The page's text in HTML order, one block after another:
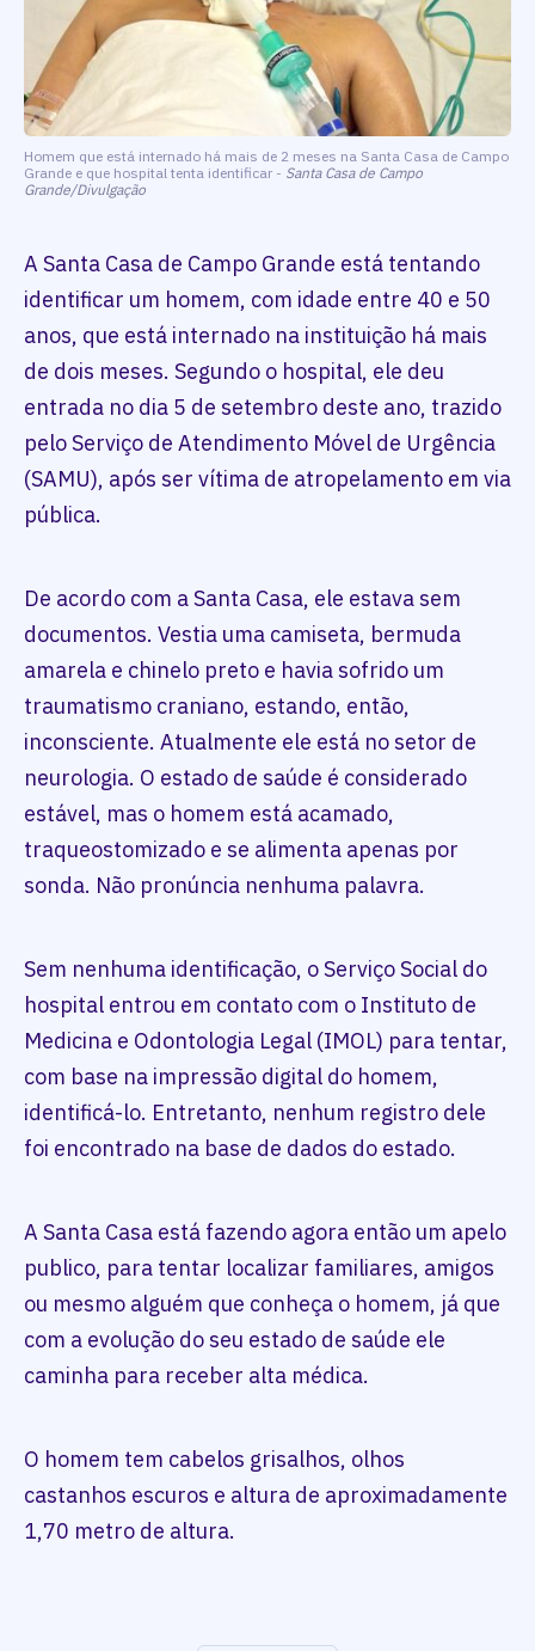
Homem que está internado há mais de 2 meses na Santa Casa de Campo
Grande e que hospital tenta identificar - Santa Casa de Campo
Grande/Divulgação
A Santa Casa de Campo Grande está tentando
identificar um homem, com idade entre 40 e 50
anos, que está internado na instituição há mais
de dois meses. Segundo o hospital, ele deu
entrada no dia 5 de setembro deste ano, trazido
pelo Serviço de Atendimento Móvel de Urgência
(SAMU), após ser vítima de atropelamento em via
pública.
De acordo com a Santa Casa, ele estava sem
documentos. Vestia uma camiseta, bermuda
amarela e chinelo preto e havia sofrido um
traumatismo craniano, estando, então,
inconsciente. Atualmente ele está no setor de
neurologia. O estado de saúde é considerado
estável, mas o homem está acamado,
traqueostomizado e se alimenta apenas por
sonda. Não pronúncia nenhuma palavra.
Sem nenhuma identificação, o Serviço Social do
hospital entrou em contato com o Instituto de
Medicina e Odontologia Legal (IMOL) para tentar,
com base na impressão digital do homem,
identificá-lo. Entretanto, nenhum registro dele
foi encontrado na base de dados do estado.
A Santa Casa está fazendo agora então um apelo
publico, para tentar localizar familiares, amigos
ou mesmo alguém que conheça o homem, já que
com a evolução do seu estado de saúde ele
caminha para receber alta médica.
O homem tem cabelos grisalhos, olhos
castanhos escuros e altura de aproximadamente
1,70 metro de altura.